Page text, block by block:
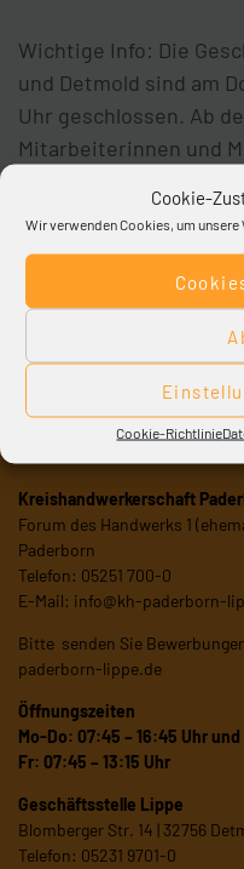
Cookie-
Wir verwenden Cookies, um
Cookie-Richtlinie
Wichtige Info: Die
und Detmold sind am
Uhr geschlossen. Ab
Mitarbeiterinnen und
Themenübersicht
Kreishandwerkerschaft
Forum des Handwerks 1
Paderborn
Telefon: 05251 700-0
E-Mail: info@kh-paderborn-
Bitte senden Sie
paderborn-lippe.de
Öffnungszeiten
Mo-Do: 07:45 – 16:45 Uhr und
Fr: 07:45 – 13:15 Uhr
Geschäftsstelle Lippe
Blomberger Str. 14 | 32756
Telefon: 05231 9701-0